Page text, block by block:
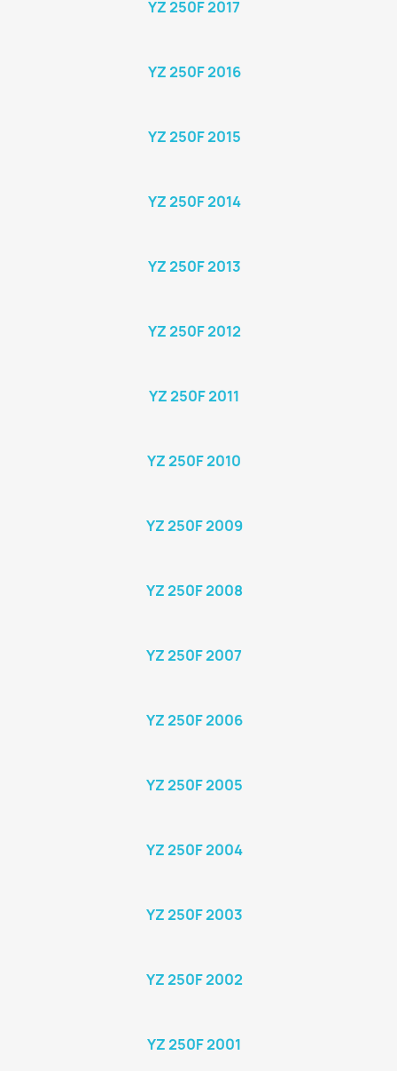
YZ 250F 2017
YZ 250F 2016
YZ 250F 2015
YZ 250F 2014
YZ 250F 2013
YZ 250F 2012
YZ 250F 2011
YZ 250F 2010
YZ 250F 2009
YZ 250F 2008
YZ 250F 2007
YZ 250F 2006
YZ 250F 2005
YZ 250F 2004
YZ 250F 2003
YZ 250F 2002
YZ 250F 2001